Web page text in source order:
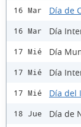
16 Mar Día de
16 Mar Día
17 Mié Día
17 Mié Día
17 Mié Día del
18 Jue Día de